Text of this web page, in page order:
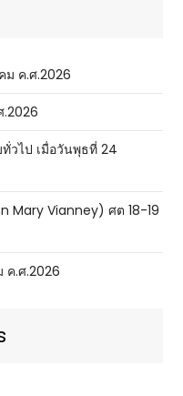
ค.ศ.2026
ทั่วไป เมื่อวันพุธที่ 24
Mary Vianney) ศต 18-19
ค.ศ.2026